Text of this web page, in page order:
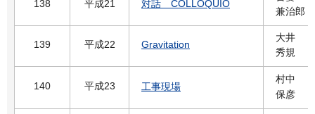
138 平成21 対話 COLLOQUIO
兼治郎
139 平成22 Gravitation
大井
秀規
140 平成23 工事現場
村中
保彦